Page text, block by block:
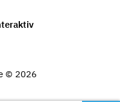
© 2026